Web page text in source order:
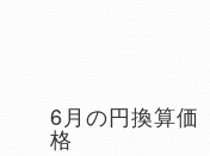
6月の円換算価
格